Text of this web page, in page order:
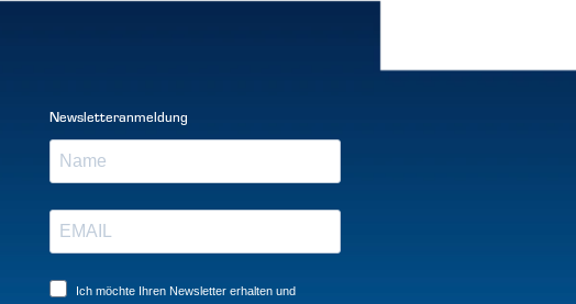
Newsletteranmeldung
Ich möchte Ihren Newsletter erhalten und